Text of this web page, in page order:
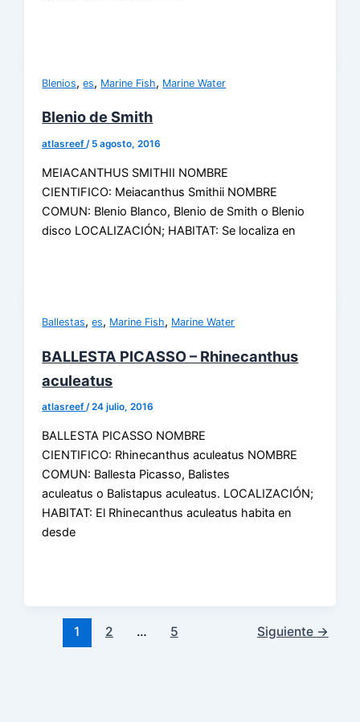
Blenios,es, Marine Fish, Marine Water
Blenio de Smith
atlasreef/ 5 agosto, 2016
MEIACANTHUS SMITHII NOMBRE
CIENTIFICO: Meiacanthus Smithii NOMBRE
COMUN: Blenio Blanco, Blenio de Smith o Blenio
disco LOCALIZACIÓN; HABITAT: Se localiza en
Ballestas,es, Marine Fish, Marine Water
BALLESTA PICASSO – Rhinecanthus
aculeatus
atlasreef/24 julio, 2016
BALLESTA PICASSO NOMBRE
CIENTIFICO: Rhinecanthus aculeatus NOMBRE
COMUN: Ballesta Picasso, Balistes
aculeatus o Balistapus aculeatus. LOCALIZACIÓN;
HABITAT: El Rhinecanthus aculeatus habita en
desde
1 2 … 5 Siguiente →